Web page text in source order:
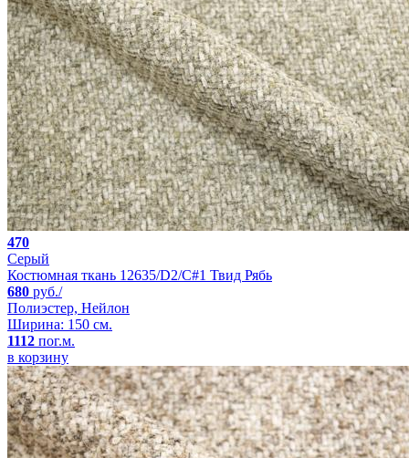
470
Серый
Костюмная ткань 12635/D2/C#1 Твид Рябь
680 руб./
Полиэстер, Нейлон
Ширина: 150 см.
1112 пог.м.
в корзину